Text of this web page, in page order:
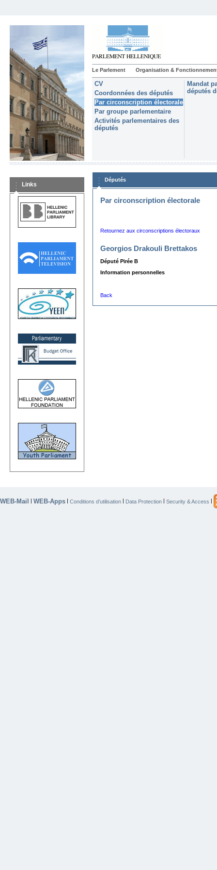
Le Parlement Organisation &
CV
Coordonnées des députés
Par circonscription électorale
Par groupe parlementaire
Activités parlementaires des
députés
Mandat
députés
Links
Députés
Par circonscription électorale
Retournez aux circonscriptions électoraux
Georgios Drakouli Brettakos
Député Pirée B
Information personnelles
Back
WEB-Mail WEB-Apps Conditions d’utilisation Data Protection Security & Access